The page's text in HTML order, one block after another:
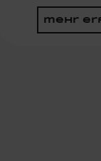
mehr
slide